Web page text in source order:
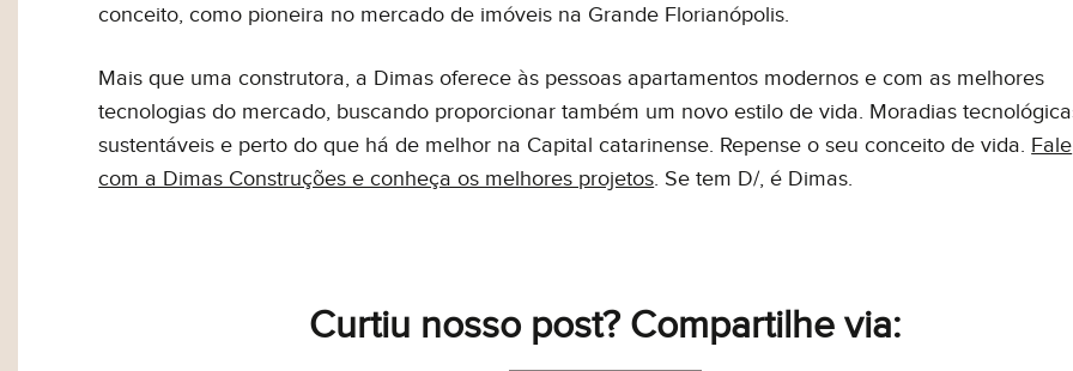
conceito, como pioneira no mercado de imóveis na Grande Florianópolis.
Mais que uma construtora, a Dimas oferece às pessoas apartamentos modernos e com as melhores
tecnologias do mercado, buscando proporcionar também um novo estilo de vida. Moradias
sustentáveis e perto do que há de melhor na Capital catarinense. Repense o seu conceito de vida. Fale
com a Dimas Construções e conheça os melhores projetos. Se tem D/, é Dimas.
Curtiu nosso post? Compartilhe via: